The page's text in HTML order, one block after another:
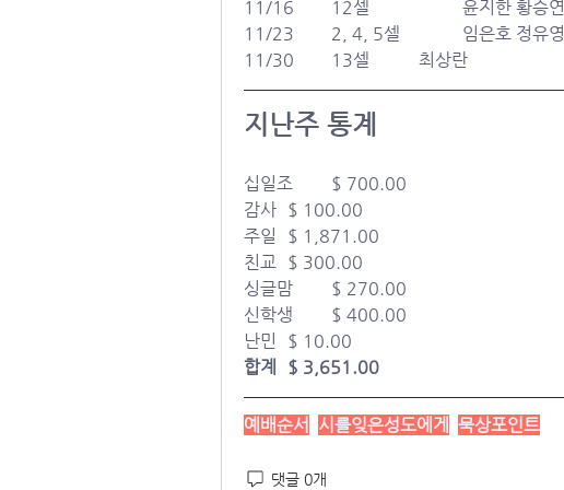
11/16   	12셀 		윤지한 황승연
11/23 	2, 4, 5셀 		임은호 정유영
11/30 	13셀		최상란
지난주 통계
십일조 	$ 700.00
감사 	$ 100.00
주일 	$ 1,871.00
친교 	$ 300.00
싱글맘	$ 270.00
신학생 	$ 400.00
난민 	$ 10.00
합계 	$ 3,651.00
예배순서 시를잊은성도에게 묵상포인트
댓글 0개